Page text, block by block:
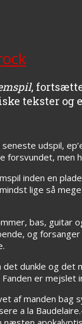
,
tekster
udspil,
men
inden en
mindst lige så
bas, guitar
og
dunkle og
er
af manden
a la